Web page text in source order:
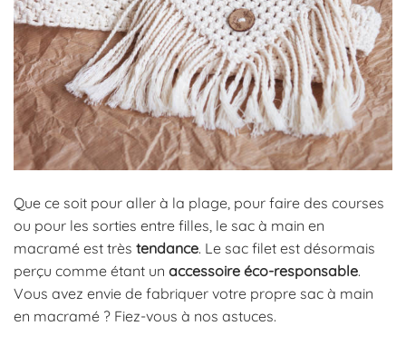
Que ce soit pour aller à la plage, pour faire des courses
ou pour les sorties entre filles, le sac à main en
macramé est très tendance. Le sac filet est désormais
perçu comme étant un accessoire éco-responsable.
Vous avez envie de fabriquer votre propre sac à main
en macramé ? Fiez-vous à nos astuces.